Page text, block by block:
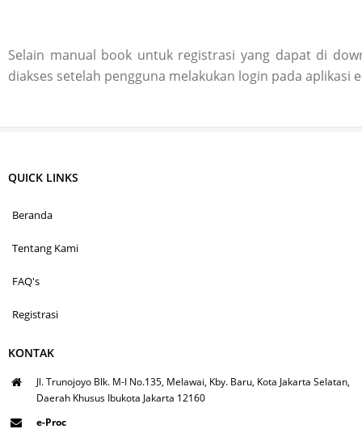
Selain manual book untuk registrasi yang dapat di
diakses setelah pengguna melakukan login pada aplikasi
QUICK LINKS
Beranda
Tentang Kami
FAQ's
Registrasi
KONTAK
Jl. Trunojoyo Blk. M-I No.135, Melawai, Kby. Baru, Kota Jakarta Selatan,
Daerah Khusus Ibukota Jakarta 12160
e-Proc